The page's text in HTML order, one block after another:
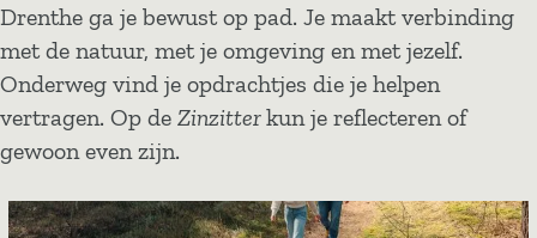
Drenthe ga je bewust op pad. Je maakt verbinding
met de natuur, met je omgeving en met jezelf.
Onderweg vind je opdrachtjes die je helpen
vertragen. Op de Zinzitterkun je reflecteren of
gewoon even zijn.